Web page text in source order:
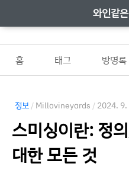
와인같
홈 태그 방명록
정보 / Millavineyards / 2024.
스미싱이란: 정
대한 모든 것